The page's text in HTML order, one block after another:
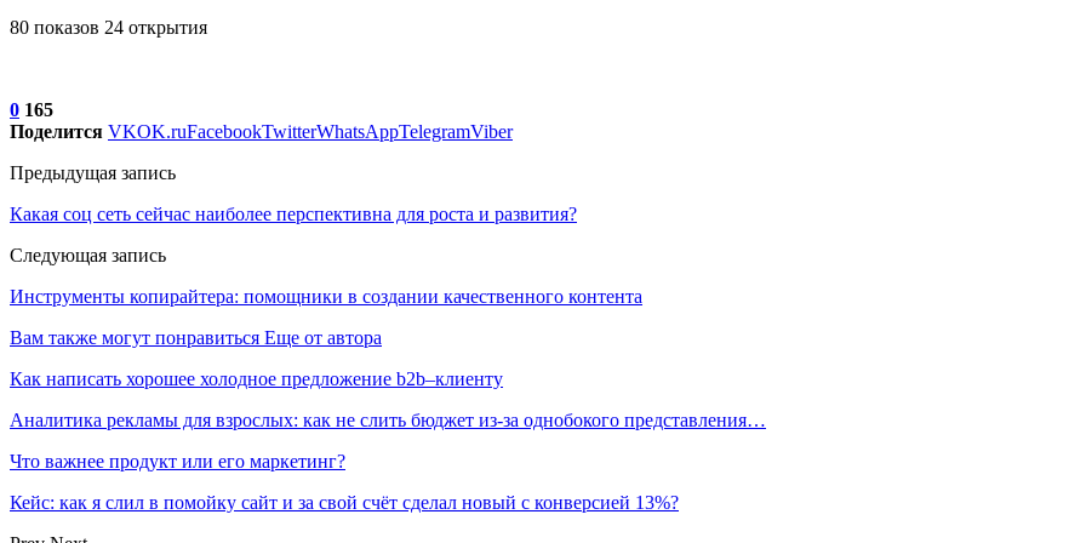
80 показов 24 открытия
0 165
Поделится VKOK.ruFacebookTwitterWhatsAppTelegramViber
Предыдущая запись
Какая соц сеть сейчас наиболее перспективна для роста и развития?
Следующая запись
Инструменты копирайтера: помощники в создании качественного контента
Вам также могут понравиться Еще от автора
Как написать хорошее холодное предложение b2b–клиенту
Аналитика рекламы для взрослых: как не слить бюджет из-за однобокого представления…
Что важнее продукт или его маркетинг?
Кейс: как я слил в помойку сайт и за свой счёт сделал новый с конверсией 13%?